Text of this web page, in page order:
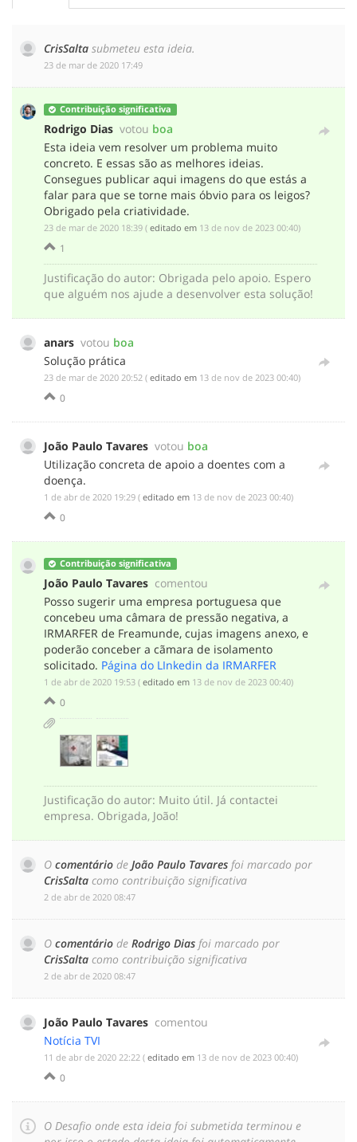
CrisSalta submeteu esta ideia.
‎23 de mar de 2020 17:49
Contribuição significativa
Rodrigo Dias votou boa
Esta ideia vem resolver um problema muito
concreto. E essas são as melhores ideias.
Consegues publicar aqui imagens do que estás a
falar para que se torne mais óbvio para os leigos?
Obrigado pela criatividade.
‎23 de mar de 2020 18:39 ( editado em ‎13 de nov de 2023 00:40)
1
Justificação do autor: Obrigada pelo apoio. Espero
que alguém nos ajude a desenvolver esta solução!
anars votou boa
Solução prática
‎23 de mar de 2020 20:52 ( editado em ‎13 de nov de 2023 00:40)
0
João Paulo Tavares votou boa
Utilização concreta de apoio a doentes com a
doença.
‎1 de abr de 2020 19:29 ( editado em ‎13 de nov de 2023 00:40)
0
Contribuição significativa
João Paulo Tavares comentou
Posso sugerir uma empresa portuguesa que
concebeu uma câmara de pressão negativa, a
IRMARFER de Freamunde, cujas imagens anexo, e
poderão conceber a cãmara de isolamento
solicitado. Página do LInkedin da IRMARFER
‎1 de abr de 2020 19:53 ( editado em ‎13 de nov de 2023 00:40)
0
Justificação do autor: Muito útil. Já contactei
empresa. Obrigada, João!
O comentário de João Paulo Tavares foi marcado por
CrisSalta como contribuição significativa
‎2 de abr de 2020 08:47
O comentário de Rodrigo Dias foi marcado por
CrisSalta como contribuição significativa
‎2 de abr de 2020 08:47
João Paulo Tavares comentou
Notícia TVI
‎11 de abr de 2020 22:22 ( editado em ‎13 de nov de 2023 00:40)
0
O Desafio onde esta ideia foi submetida terminou e